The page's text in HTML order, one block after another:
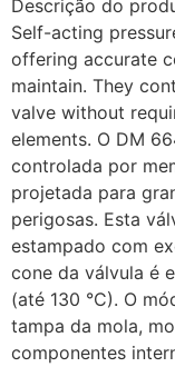
Descrição do
Self-acting
offering accurate
maintain. They
valve without
elements. O DM
controlada por
projetada para
perigosas. Esta
estampado com
cone da válvula é
(até 130 °C). O
tampa da mola,
componentes